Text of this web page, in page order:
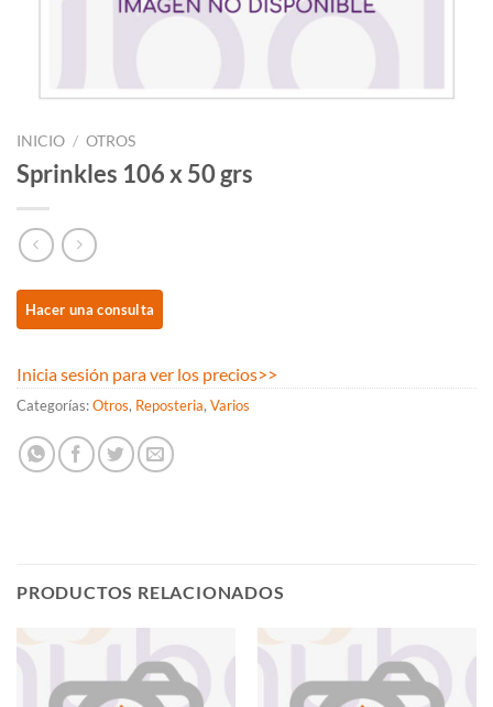
INICIO / OTROS
Sprinkles 106 x 50 grs
Inicia sesión para ver los precios>>
Categorías:Otros, Reposteria, Varios
PRODUCTOS RELACIONADOS